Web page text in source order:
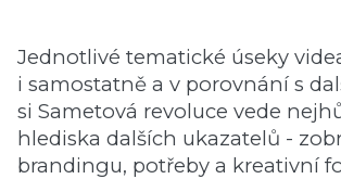
Jednotlivé tematické úseky
i samostatně a v porovnání s
si Sametová revoluce vede
hlediska dalších ukazatelů -
brandingu, potřeby a kreativní